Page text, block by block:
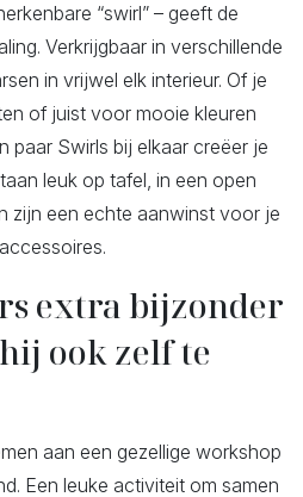
“swirl” – geeft de
Verkrijgbaar in verschillende
in vrijwel elk interieur. Of je
of juist voor mooie kleuren
paar Swirls bij elkaar creëer je
leuk op tafel, in een open
zijn een echte aanwinst voor je
extra bijzonder
ook zelf te
aan een gezellige workshop
Een leuke activiteit om samen